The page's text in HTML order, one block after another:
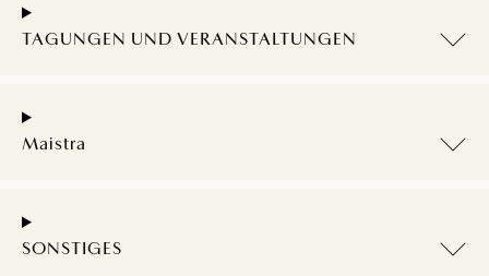
TAGUNGEN UND VERANSTALTUNGEN
Maistra
SONSTIGES